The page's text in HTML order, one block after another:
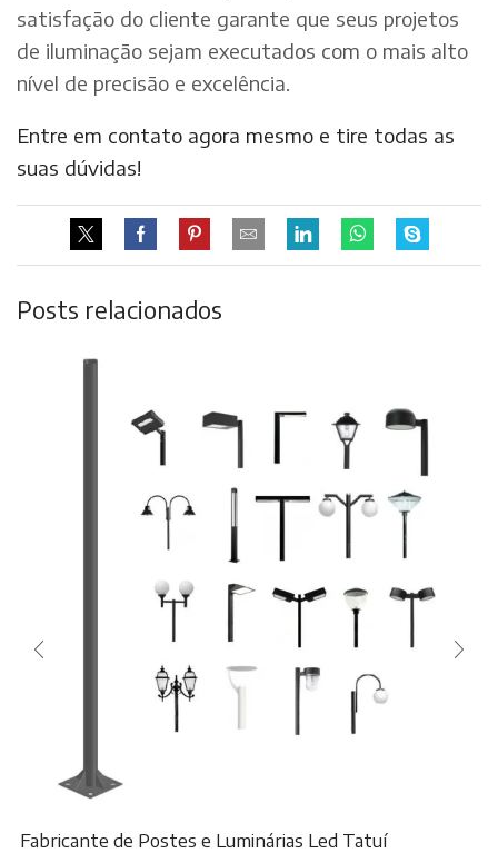
satisfação do cliente garante que seus projetos
de iluminação sejam executados com o mais alto
nível de precisão e excelência.
Entre em contato agora mesmo e tire todas as
suas dúvidas!
Posts relacionados
Fabricante de Postes e Luminárias Led Tatuí